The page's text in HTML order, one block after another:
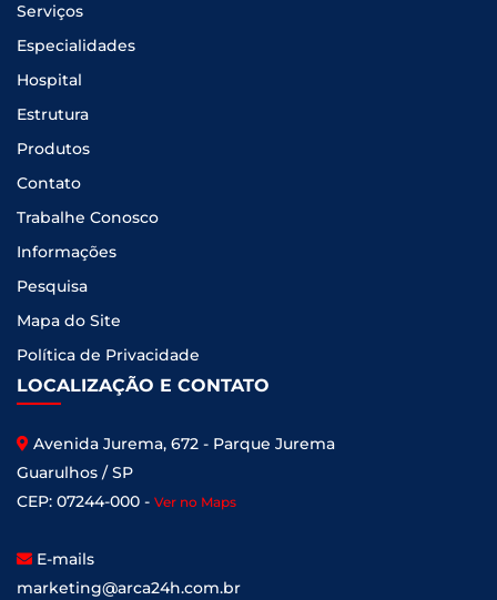
Serviços
Especialidades
Hospital
Estrutura
Produtos
Contato
Trabalhe Conosco
Informações
Pesquisa
Mapa do Site
Política de Privacidade
LOCALIZAÇÃO E CONTATO
Avenida Jurema, 672 - Parque Jurema
Guarulhos / SP
CEP: 07244-000 - Ver no Maps
E-mails
marketing@arca24h.com.br